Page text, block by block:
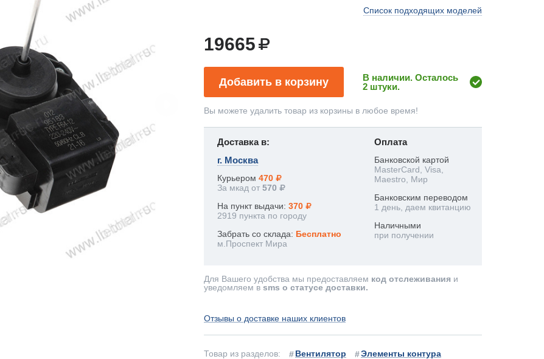
Список подходящих моделей
19665
Добавить в корзину
В наличии. Осталось
2 штуки.
Вы можете удалить товар из корзины в любое время!
Доставка в:
г. Москва
Курьером 470
За мкад от 570
На пункт выдачи: 370
2919 пункта по городу
Забрать со склада: Бесплатно
м.Проспект Мира
Оплата
Банковской картой
MasterCard, Visa,
Maestro, Мир
Банковским переводом
1 день, даем квитанцию
Наличными
при получении
Для Вашего удобства мы предоставляем код отслеживания и
уведомляем в sms о статусе доставки.
Отзывы о доставке наших клиентов
Товар из разделов: Вентилятор Элементы контура